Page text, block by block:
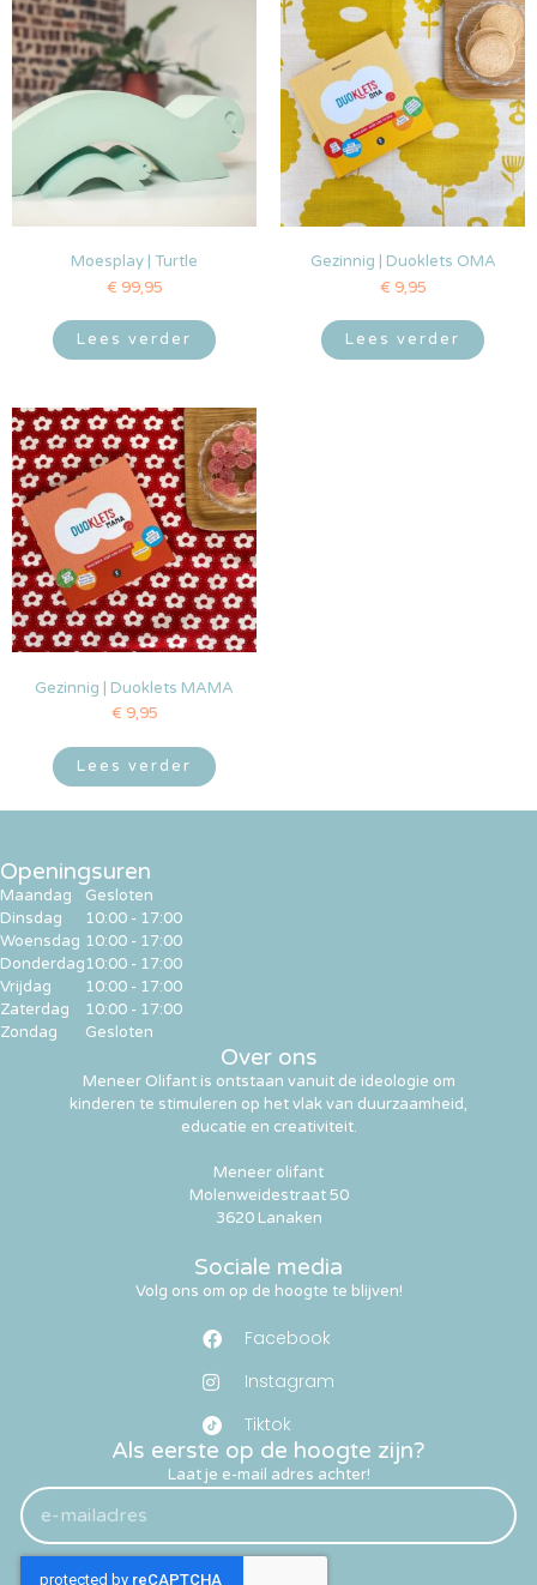
Moesplay | Turtle
€ 99,95
Lees verder
Gezinnig | Duoklets OMA
€ 9,95
Lees verder
Gezinnig | Duoklets MAMA
€ 9,95
Lees verder
Als eerste op de hoogte zijn?
Laat je e-mail adres achter!
Sociale media
Volg ons om op de hoogte te blijven!
Facebook
Instagram
Tiktok
Over ons
Meneer Olifant is ontstaan vanuit de ideologie om
kinderen te stimuleren op het vlak van duurzaamheid,
educatie en creativiteit.
Meneer olifant
Molenweidestraat 50
3620 Lanaken
Openingsuren
Maandag
Dinsdag
Woensdag
Donderdag
Vrijdag
Zaterdag
Zondag
Gesloten
10:00 - 17:00
10:00 - 17:00
10:00 - 17:00
10:00 - 17:00
10:00 - 17:00
Gesloten